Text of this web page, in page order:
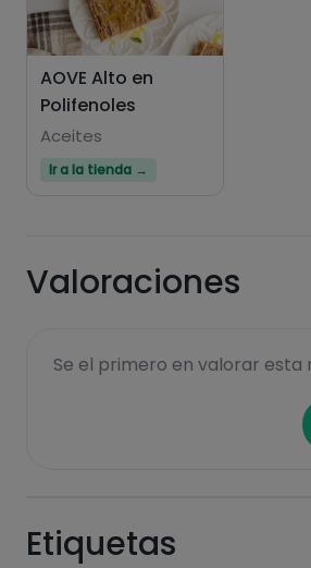
AOVE Alto en
Polifenoles
Aceites
Ir a la tienda →
Valoraciones
Se el primero en valorar esta
Etiquetas